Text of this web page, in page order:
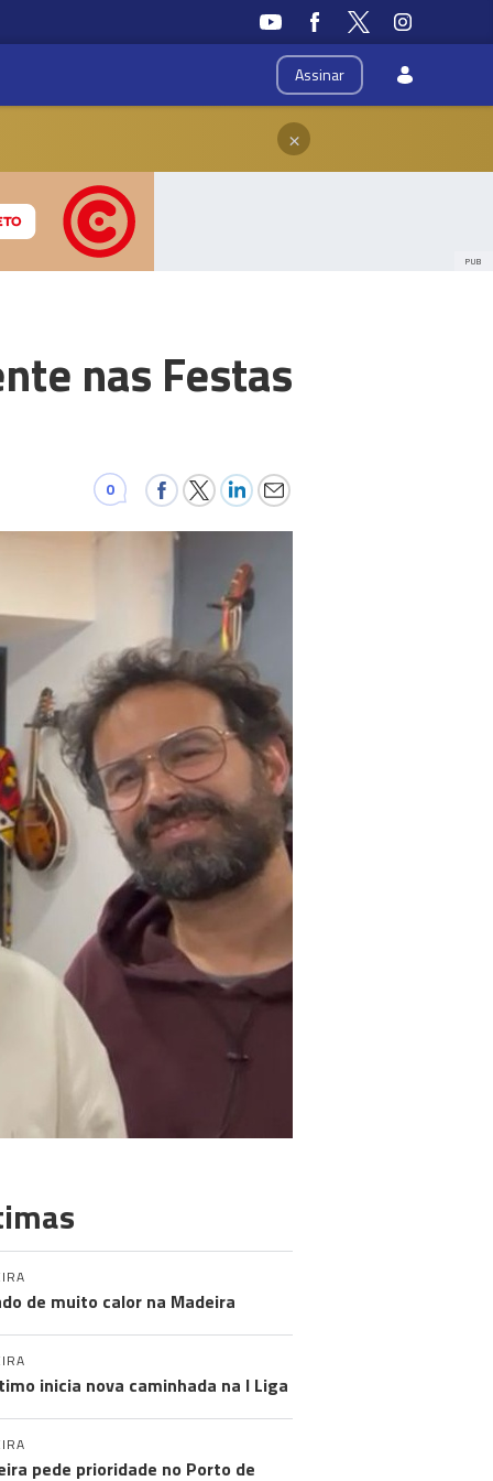
Assinar
×
PUB
nas Festas
0
de muito calor na Madeira
inicia nova caminhada na I Liga
pede prioridade no Porto de